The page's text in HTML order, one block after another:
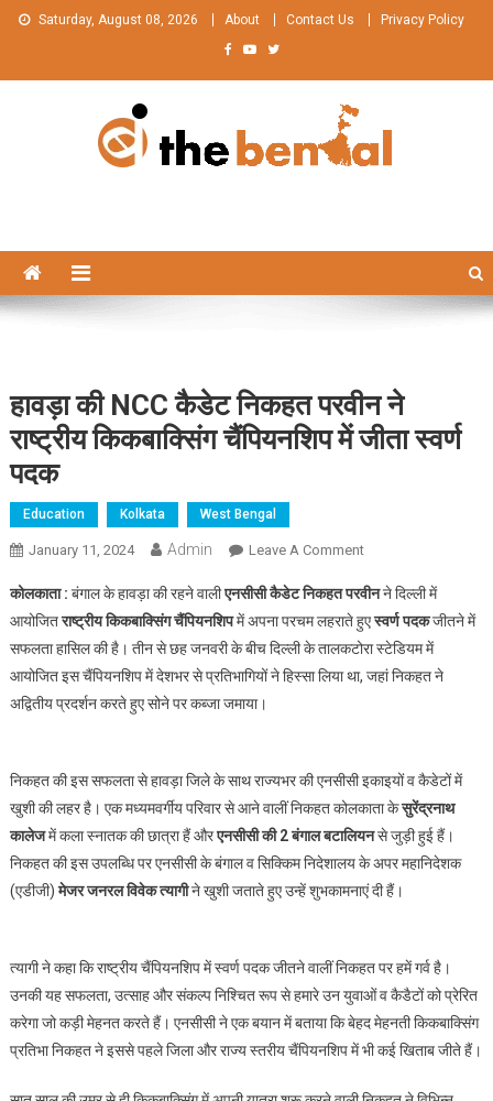
Skip
Saturday, August 08, 2026 About Contact Us Privacy Policy
हावड़ा की NCC कैडेट निकहत परवीन ने
राष्ट्रीय किकबाक्सिंग चैंपियनशिप में जीता स्वर्ण
पदक
Education Kolkata West Bengal
January 11, 2024 Admin Leave A CommentOn
की
NCC
कैडेट
निकहत
किकबाक्सिंग
चैंपियनशिप
में
जीता
पदक
कोलकाता : बंगाल के हावड़ा की रहने वालीएनसीसी कैडेट निकहत परवीनने दिल्ली में
आयोजितराष्ट्रीयकिकबाक्सिंग चैंपियनशिपमें अपना परचम लहराते हुएस्वर्ण पदकजीतने में
सफलता हासिल की है। तीन से छह जनवरी के बीच दिल्ली के तालकटोरा स्टेडियम में
आयोजित इस चैंपियनशिप में देशभर से प्रतिभागियों ने हिस्सा लिया था, जहां निकहत ने
अद्वितीय प्रदर्शन करते हुए सोने पर कब्जा जमाया।
निकहत की इस सफलता से हावड़ा जिले के साथ राज्यभर की एनसीसी इकाइयों व कैडेटों में
खुशी की लहर है। एक मध्यमवर्गीय परिवार से आने वालीं निकहत कोलकाता केसुरेंद्रनाथ
कालेजमें कला स्नातक की छात्रा हैं औरएनसीसी की 2 बंगाल बटालियनसे जुड़ी हुई हैं।
निकहत की इस उपलब्धि पर एनसीसी के बंगाल व सिक्किम निदेशालय के अपर महानिदेशक
(एडीजी)मेजर जनरल विवेक त्यागीने खुशी जताते हुए उन्हें शुभकामनाएं दी हैं।
त्यागी ने कहा कि राष्ट्रीय चैंपियनशिप में स्वर्ण पदक जीतने वालीं निकहत पर हमें गर्व है।
उनकी यह सफलता, उत्साह और संकल्प निश्चित रूप से हमारे उन युवाओं व कैडैटों को प्रेरित
करेगा जो कड़ी मेहनत करते हैं। एनसीसी ने एक बयान में बताया कि बेहद मेहनती किकबाक्सिंग
प्रतिभा निकहत ने इससे पहले जिला और राज्य स्तरीय चैंपियनशिप में भी कई खिताब जीते हैं।